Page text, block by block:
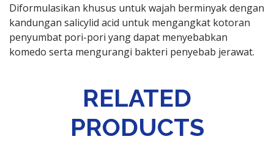
Diformulasikan khusus untuk wajah berminyak dengan
kandungan salicylid acid untuk mengangkat kotoran
penyumbat pori-pori yang dapat menyebabkan
komedo serta mengurangi bakteri penyebab jerawat.
RELATED
PRODUCTS